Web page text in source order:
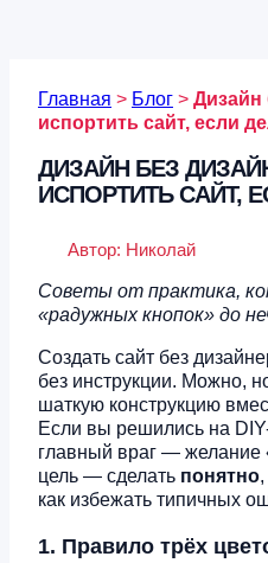
Главная > Блог > Дизайн
испортить сайт, если
ДИЗАЙН БЕЗ
ИСПОРТИТЬ САЙТ,
Автор: Николай
Советы от практика,
«радужных кнопок» до
Создать сайт без
без инструкции. Можно,
шаткую конструкцию
Если вы решились на
главный враг — желание
цель — сделать понятно,
как избежать типичных
1. Правило трёх